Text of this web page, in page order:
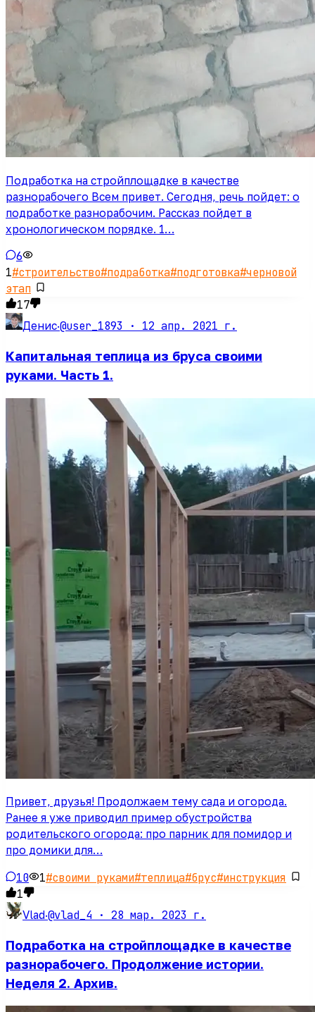
Подработка на стройплощадке в качестве
разнорабочего Всем привет. Сегодня, речь пойдет: о
подработке разнорабочим. Рассказ пойдет в
хронологическом порядке. 1…
6
1#строительство#подработка#подготовка#черновой
этап
17
Денис·@user_1893 · 12 апр. 2021 г.
Капитальная теплица из бруса своими
руками. Часть 1.
Привет, друзья! Продолжаем тему сада и огорода.
Ранее я уже приводил пример обустройства
родительского огорода: про парник для помидор и
про домики для…
10 1#своими руками#теплица#брус#инструкция
1
Vlad·@vlad_4 · 28 мар. 2023 г.
Подработка на стройплощадке в качестве
разнорабочего. Продолжение истории.
Неделя 2. Архив.